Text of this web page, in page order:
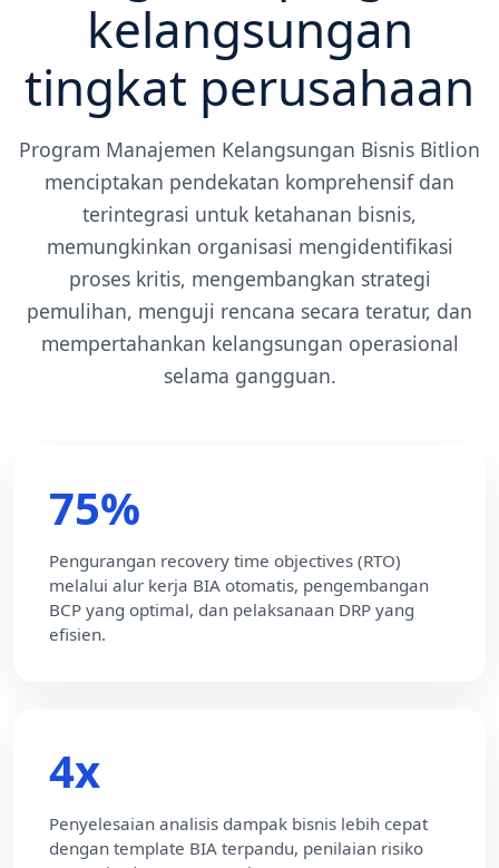
kelangsungan
tingkat perusahaan
Program Manajemen Kelangsungan Bisnis Bitlion
menciptakan pendekatan komprehensif dan
terintegrasi untuk ketahanan bisnis,
memungkinkan organisasi mengidentifikasi
proses kritis, mengembangkan strategi
pemulihan, menguji rencana secara teratur, dan
mempertahankan kelangsungan operasional
selama gangguan.
75%
Pengurangan recovery time objectives (RTO)
melalui alur kerja BIA otomatis, pengembangan
BCP yang optimal, dan pelaksanaan DRP yang
efisien.
4x
Penyelesaian analisis dampak bisnis lebih cepat
dengan template BIA terpandu, penilaian risiko